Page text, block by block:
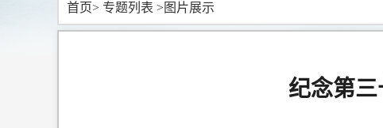
首页> 专题列表 >图片展示
纪念第